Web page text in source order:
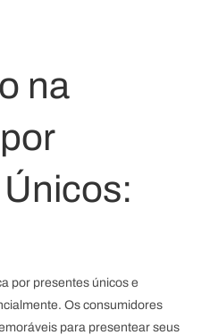
na
por presentes únicos e
Os consumidores
para presentear seus